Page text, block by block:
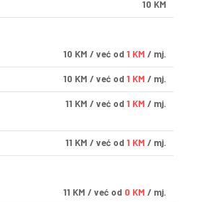
10 KM
10 KM / već od 1 KM / mj.
10 KM / već od 1 KM / mj.
11 KM / već od 1 KM / mj.
11 KM / već od 1 KM / mj.
11 KM / već od 0 KM / mj.